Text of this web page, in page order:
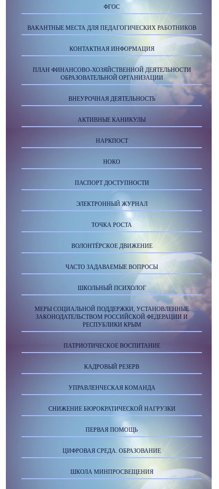
ФГОС
ВАКАНТНЫЕ МЕСТА ДЛЯ ПЕДАГОГИЧЕСКИХ РАБОТНИКОВ
КОНТАКТНАЯ ИНФОРМАЦИЯ
ПЛАН ФИНАНСОВО-ХОЗЯЙСТВЕННОЙ ДЕЯТЕЛЬНОСТИ
ОБРАЗОВАТЕЛЬНОЙ ОРГАНИЗАЦИИ
ВНЕУРОЧНАЯ ДЕЯТЕЛЬНОСТЬ
АКТИВНЫЕ КАНИКУЛЫ
НАРКПОСТ
НОКО
ПАСПОРТ ДОСТУПНОСТИ
ЭЛЕКТРОННЫЙ ЖУРНАЛ
ТОЧКА РОСТА
ВОЛОНТЁРСКОЕ ДВИЖЕНИЕ
ЧАСТО ЗАДАВАЕМЫЕ ВОПРОСЫ
ШКОЛЬНЫЙ ПСИХОЛОГ
МЕРЫ СОЦИАЛЬНОЙ ПОДДЕРЖКИ, УСТАНОВЛЕННЫЕ
ЗАКОНОДАТЕЛЬСТВОМ РОССИЙСКОЙ ФЕДЕРАЦИИ И
РЕСПУБЛИКИ КРЫМ
ПАТРИОТИЧЕСКОЕ ВОСПИТАНИЕ
КАДРОВЫЙ РЕЗЕРВ
УПРАВЛЕНЧЕСКАЯ КОМАНДА
СНИЖЕНИЕ БЮРОКРАТИЧЕСКОЙ НАГРУЗКИ
ПЕРВАЯ ПОМОЩЬ
ЦИФРОВАЯ СРЕДА. ОБРАЗОВАНИЕ
ШКОЛА МИНПРОСВЕЩЕНИЯ